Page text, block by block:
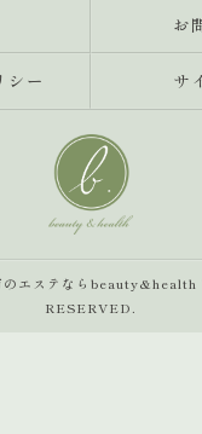
お
シー サ
のエステなら
RESERVED.